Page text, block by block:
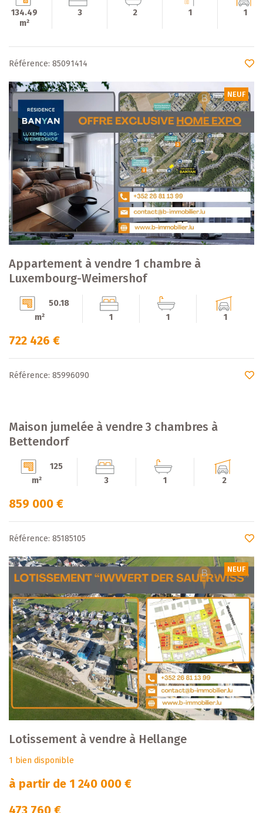
134.49
m²
3 2 1 1
Référence: 85091414
NEUF
Appartement à vendre 1 chambre à
Luxembourg-Weimershof
50.18
m²
1 1 1
722 426 €
Référence: 85996090
Maison jumelée à vendre 3 chambres à
Bettendorf
125
m²
3 1 2
859 000 €
Référence: 85185105
NEUF
Lotissement à vendre à Hellange
1 bien disponible
à partir de 1 240 000 €
473 760 €